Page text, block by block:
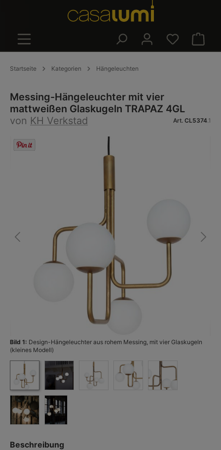
Startseite Kategorien Hängeleuchten
Messing-Hängeleuchter mit vier
mattweißen Glaskugeln TRAPAZ 4GL
von KH Verkstad Art. CL5374.1
Bildergalerie überspringen
Bild 1: Design-Hängeleuchter aus rohem Messing, mit vier Glaskugeln
(kleines Modell)
Beschreibung